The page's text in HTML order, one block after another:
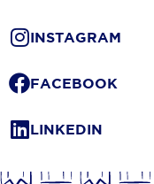
INSTAGRAM
FACEBOOK
LINKEDIN